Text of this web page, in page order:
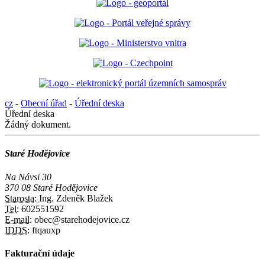
cz - Obecní úřad - Úřední deska
Úřední deska
Žádný dokument.
Staré Hodějovice
Na Návsi 30
370 08 Staré Hodějovice
Starosta: Ing. Zdeněk Blažek
Tel: 602551592
E-mail: obec@starehodejovice.cz
IDDS: ftqauxp
Fakturační údaje